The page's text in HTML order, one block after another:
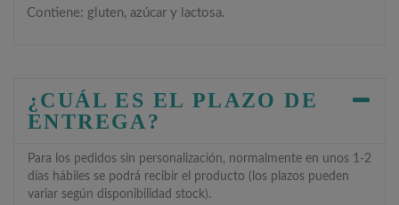
Contiene: gluten, azúcar y lactosa.
¿CUÁL ES EL PLAZO DE
ENTREGA?
Para los pedidos sin personalización, normalmente en unos 1-2
días hábiles se podrá recibir el producto (los plazos pueden
variar según disponibilidad stock).